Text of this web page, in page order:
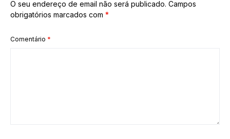
O seu endereço de email não será publicado. Campos
obrigatórios marcados com *
Comentário *